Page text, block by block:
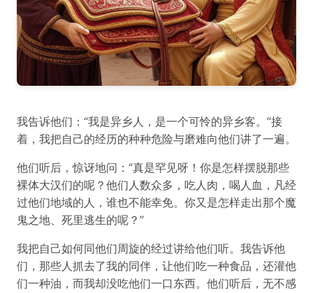
我告诉他们：“我是异乡人，是一个可怜的异乡客。”接
着，我把自己的经历的种种危险与磨难向他们讲了一遍。
他们听后，惊讶地问：“真是罕见呀！你是怎样摆脱那些
裸体大汉们的呢？他们人数众多，吃人肉，喝人血，凡经
过他们地域的人，谁也不能幸免。你又是怎样走出那个魔
鬼之地、死里逃生的呢？”
我把自己如何同他们周旋的经过讲给他们听。我告诉他
们，那些人抓去了我的同伴，让他们吃一种食品，还灌他
们一种油，而我却没吃他们一口东西。他们听后，无不感